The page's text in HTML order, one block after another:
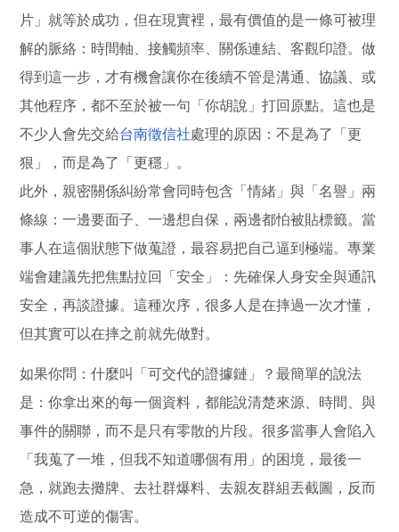
片」就等於成功，但在現實裡，最有價值的是一條可被理
解的脈絡：時間軸、接觸頻率、關係連結、客觀印證。做
得到這一步，才有機會讓你在後續不管是溝通、協議、或
其他程序，都不至於被一句「你胡說」打回原點。這也是
不少人會先交給台南徵信社處理的原因：不是為了「更
狠」，而是為了「更穩」。
此外，親密關係糾紛常會同時包含「情緒」與「名譽」兩
條線：一邊要面子、一邊想自保，兩邊都怕被貼標籤。當
事人在這個狀態下做蒐證，最容易把自己逼到極端。專業
端會建議先把焦點拉回「安全」：先確保人身安全與通訊
安全，再談證據。這種次序，很多人是在摔過一次才懂，
但其實可以在摔之前就先做對。
如果你問：什麼叫「可交代的證據鏈」？最簡單的說法
是：你拿出來的每一個資料，都能說清楚來源、時間、與
事件的關聯，而不是只有零散的片段。很多當事人會陷入
「我蒐了一堆，但我不知道哪個有用」的困境，最後一
急，就跑去攤牌、去社群爆料、去親友群組丟截圖，反而
造成不可逆的傷害。